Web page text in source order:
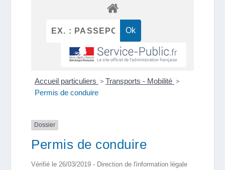
Accueil particuliers > Transports - Mobilité >
Permis de conduire
Dossier
Permis de conduire
Vérifié le 26/03/2019 - Direction de l'information légale